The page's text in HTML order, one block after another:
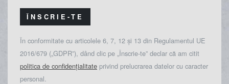
ÎNSCRIE-TE
În conformitate cu articolele 6, 7, 12 și 13 din Regulamentul UE
2016/679 („GDPR”), dând clic pe „Înscrie-te” declar că am citit
politica de confidențialitate privind prelucrarea datelor cu caracter
personal.